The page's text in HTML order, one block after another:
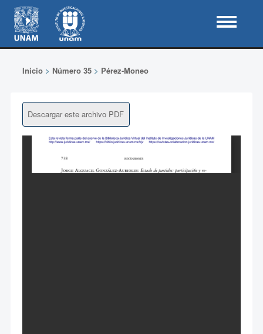
Inicio> Número 35> Pérez-Moneo
Descargar este archivo PDF